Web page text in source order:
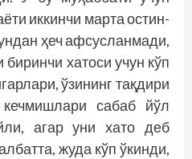
иккинчи марта остин-
ҳеч афсусланмади,
хатоси учун кўп
ўзининг тақдири
сабаб йўл
агар уни хато деб
жуда кўп ўкинди,